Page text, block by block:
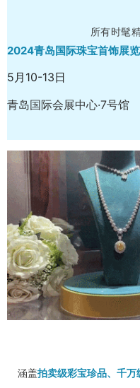
所有时髦
2024青岛国际珠宝首饰展
5月10-13日
青岛国际会展中心·7号馆
涵盖拍卖级彩宝珍品、千